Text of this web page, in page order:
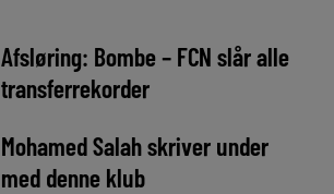
Afsløring: Bombe – FCN slår alle
transferrekorder
Mohamed Salah skriver under
med denne klub